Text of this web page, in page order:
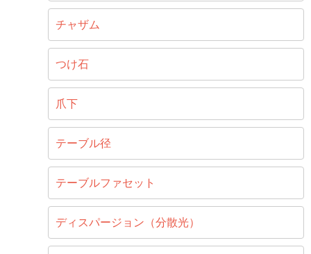
チャザム
つけ石
爪下
テーブル径
テーブルファセット
ディスパージョン（分散光）